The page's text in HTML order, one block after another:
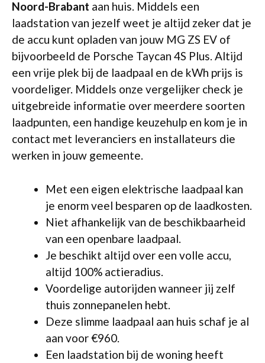
Noord-Brabant aan huis. Middels een
laadstation van jezelf weet je altijd zeker dat je
de accu kunt opladen van jouw MG ZS EV of
bijvoorbeeld de Porsche Taycan 4S Plus. Altijd
een vrije plek bij de laadpaal en de kWh prijs is
voordeliger. Middels onze vergelijker check je
uitgebreide informatie over meerdere soorten
laadpunten, een handige keuzehulp en kom je in
contact met leveranciers en installateurs die
werken in jouw gemeente.
Met een eigen elektrische laadpaal kan
je enorm veel besparen op de laadkosten.
Niet afhankelijk van de beschikbaarheid
van een openbare laadpaal.
Je beschikt altijd over een volle accu,
altijd 100% actieradius.
Voordelige autorijden wanneer jij zelf
thuis zonnepanelen hebt.
Deze slimme laadpaal aan huis schaf je al
aan voor €960.
Een laadstation bij de woning heeft